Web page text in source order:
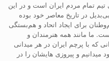
تمام مردم ایران است و در این
در تاریخ معاصر خود بوده
برای ایجاد اتحاد و هم‌بستگی
ما مانند همه هنرمندان و
که با پرچم ایران در هر میدانی
میدانیم و پیروزی هایشان را در